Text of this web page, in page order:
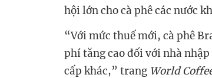
hội lớn cho cà phê các nước
“Với mức thuế mới, cà phê
phí tăng cao đối với nhà
cấp khác,” trang World